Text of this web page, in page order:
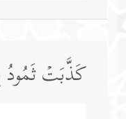
كَذَّبَتۡ ثَمُودُ